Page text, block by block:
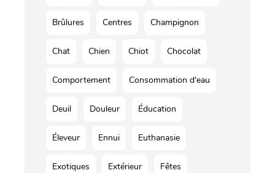
Brûlures Centres Champignon
Chat Chien Chiot Chocolat
Comportement Consommation d'eau
Deuil Douleur Éducation
Éleveur Ennui Euthanasie
Exotiques Extérieur Fêtes